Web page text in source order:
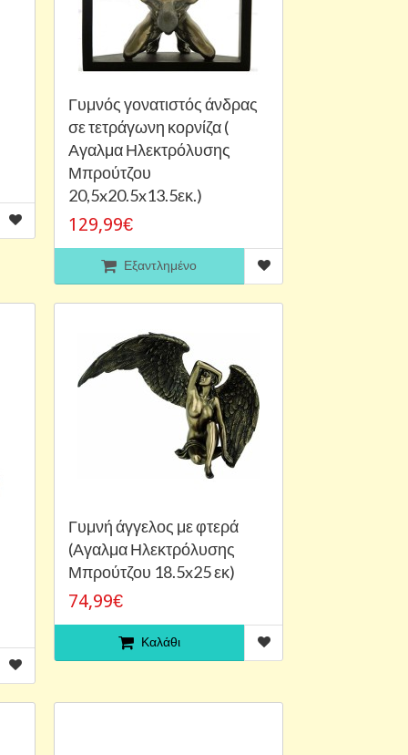
Γυμνός γονατιστός άνδρας
σε τετράγωνη κορνίζα (
Αγαλμα Ηλεκτρόλυσης
Μπρούτζου
20,5x20.5x13.5εκ.)
129,99€
Εξαντλημένο
Γυμνή άγγελος με φτερά
(Αγαλμα Ηλεκτρόλυσης
Μπρούτζου 18.5x25 εκ)
74,99€
Καλάθι